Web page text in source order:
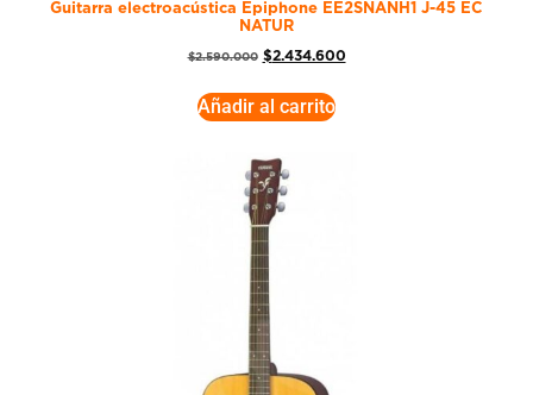
Guitarra electroacústica Epiphone EE2SNANH1 J-45 EC
NATUR
$2.590.000 $2.434.600
Añadir al carrito